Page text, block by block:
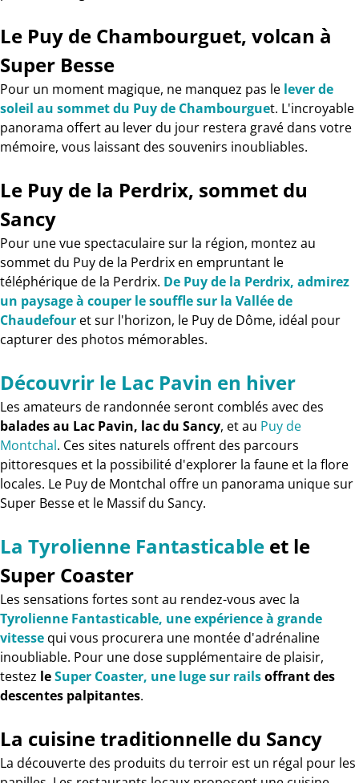
Le Puy de Chambourguet, volcan à
Super Besse
Pour un moment magique, ne manquez pas le lever de
soleil au sommet du Puy de Chambourguet. L'incroyable
panorama offert au lever du jour restera gravé dans votre
mémoire, vous laissant des souvenirs inoubliables.
Le Puy de la Perdrix, sommet du
Sancy
Pour une vue spectaculaire sur la région, montez au
sommet du Puy de la Perdrix en empruntant le
téléphérique de la Perdrix. De Puy de la Perdrix, admirez
un paysage à couper le souffle sur la Vallée de
Chaudefour et sur l'horizon, le Puy de Dôme, idéal pour
capturer des photos mémorables.
Découvrir le Lac Pavin en hiver
Les amateurs de randonnée seront comblés avec des
balades au Lac Pavin, lac du Sancy, et au Puy de
Montchal. Ces sites naturels offrent des parcours
pittoresques et la possibilité d'explorer la faune et la flore
locales. Le Puy de Montchal offre un panorama unique sur
Super Besse et le Massif du Sancy.
La Tyrolienne Fantasticable et le
Super Coaster
Les sensations fortes sont au rendez-vous avec la
Tyrolienne Fantasticable, une expérience à grande
vitesse qui vous procurera une montée d'adrénaline
inoubliable. Pour une dose supplémentaire de plaisir,
testez leSuper Coaster, une luge sur railsoffrant des
descentes palpitantes.
La cuisine traditionnelle du Sancy
La découverte des produits du terroir est un régal pour les